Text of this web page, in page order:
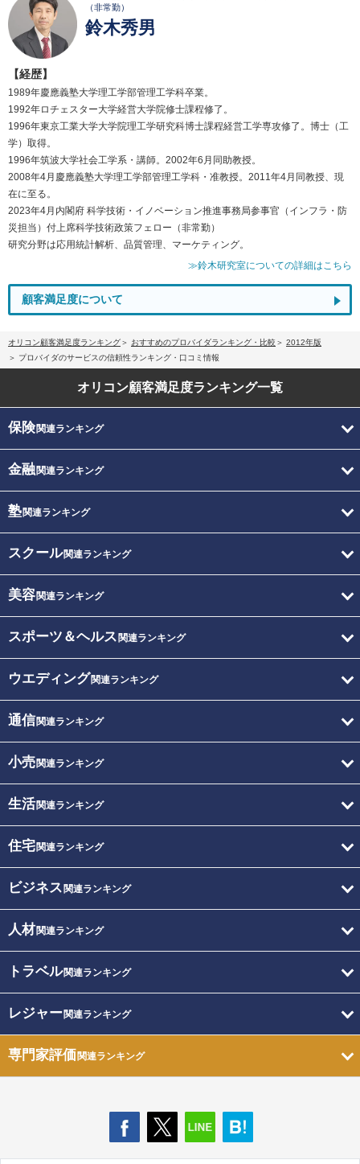
（非常勤）
鈴木秀男
【経歴】
1989年慶應義塾大学理工学部管理工学科卒業。
1992年ロチェスター大学経営大学院修士課程修了。
1996年東京工業大学大学院理工学研究科博士課程経営工学専攻修了。博士（工
学）取得。
1996年筑波大学社会工学系・講師。2002年6月同助教授。
2008年4月慶應義塾大学理工学部管理工学科・准教授。2011年4月同教授、現
在に至る。
2023年4月内閣府 科学技術・イノベーション推進事務局参事官（インフラ・防
災担当）付上席科学技術政策フェロー（非常勤）
研究分野は応用統計解析、品質管理、マーケティング。
≫鈴木研究室についての詳細はこちら
顧客満足度について
オリコン顧客満足度ランキング おすすめのプロバイダランキング・比較
2012年版
プロバイダのサービスの信頼性ランキング・口コミ情報
オリコン顧客満足度ランキング一覧
保険関連ランキング
金融関連ランキング
塾関連ランキング
スクール関連ランキング
美容関連ランキング
スポーツ＆ヘルス 関連ランキング
ウエディング関連ランキング
通信関連ランキング
小売関連ランキング
生活関連ランキング
住宅関連ランキング
ビジネス 関連ランキング
人材関連ランキング
トラベル関連ランキング
レジャー関連ランキング
専門家評価関連ランキング